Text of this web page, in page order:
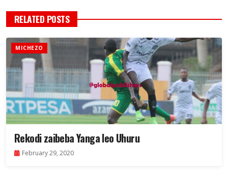
RELATED POSTS
MICHEZO
Rekodi zaibeba Yanga leo Uhuru
February 29, 2020